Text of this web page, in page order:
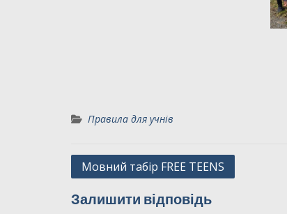
Правила для учнів
Навігація
Мовний табір FREE TEENS
Залишити відповідь